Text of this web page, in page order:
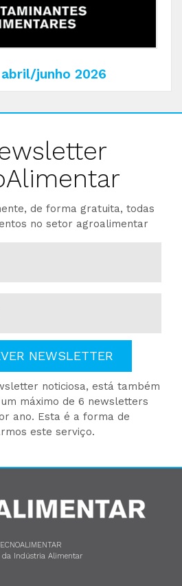
abril/junho 2026
de forma gratuita, todas
no setor agroalimentar
NEWSLETTER
noticiosa, está também
máximo de 6 newsletters
ano. Esta é a forma de
este serviço.
da Indústria Alimentar